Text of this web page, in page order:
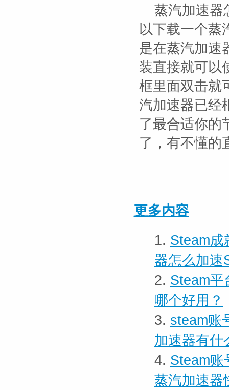
蒸汽加速器
以下载一个蒸
是在蒸汽加速
装直接就可以
框里面双击就
汽加速器已经
了最合适你的
了，有不懂的
更多内容
1. Steam成
器怎么加速
2. Steam平
哪个好用？
3. steam账
加速器有什
4. Steam账
蒸汽加速器